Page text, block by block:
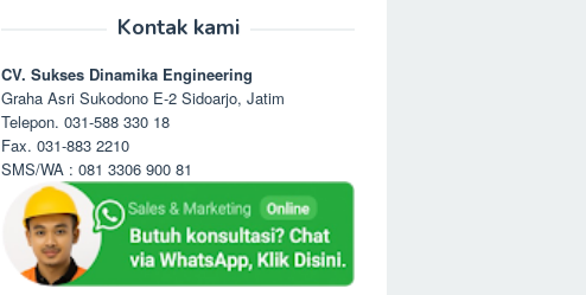
Kontak kami
CV. Sukses Dinamika Engineering
Graha Asri Sukodono E-2 Sidoarjo, Jatim
Telepon. 031-588 330 18
Fax. 031-883 2210
SMS/WA : 081 3306 900 81